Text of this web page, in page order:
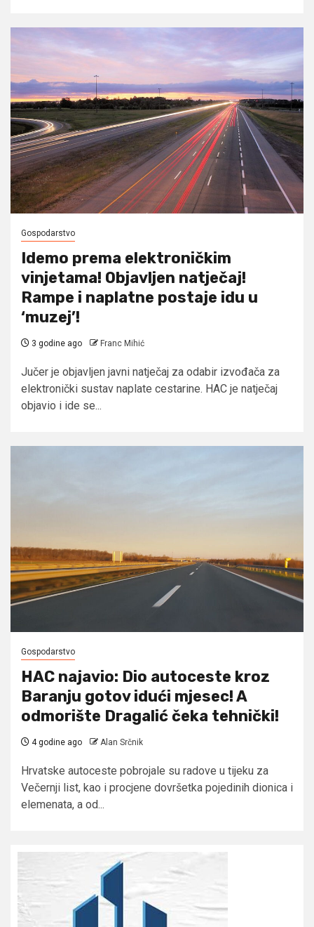
Gospodarstvo
Idemo prema elektroničkim
vinjetama! Objavljen natječaj!
Rampe i naplatne postaje idu u
‘muzej’!
3 godine ago Franc Mihić
Jučer je objavljen javni natječaj za odabir izvođača za
elektronički sustav naplate cestarine. HAC je natječaj
objavio i ide se...
Gospodarstvo
HAC najavio: Dio autoceste kroz
Baranju gotov idući mjesec! A
odmorište Dragalić čeka tehnički!
4 godine ago Alan Srčnik
Hrvatske autoceste pobrojale su radove u tijeku za
Večernji list, kao i procjene dovršetka pojedinih dionica i
elemenata, a od...